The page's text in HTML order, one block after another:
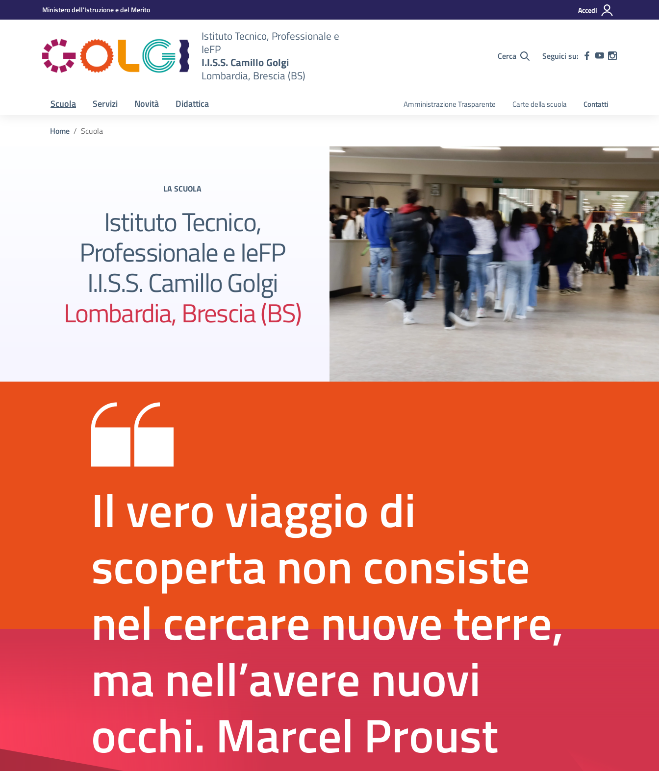
Vai ai contenuti
Vai al menu di navigazioneMinistero dell'Istruzione e del Merito Accedi
Istituto Tecnico, Professionale e
IeFP
I.I.S.S. Camillo Golgi
Lombardia, Brescia (BS)
Cerca Seguici su:
Scuola Servizi Novità Didattica Amministrazione Trasparente Carte della scuola Contatti
Home Scuola
LA SCUOLA
Istituto Tecnico,
Professionale e IeFP
I.I.S.S. Camillo Golgi
Lombardia, Brescia (BS)
Il vero viaggio di
scoperta non consiste
nel cercare nuove terre,
ma nell’avere nuovi
occhi. Marcel Proust